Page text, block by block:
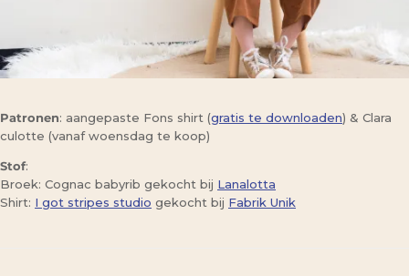
Patronen: aangepaste Fons shirt (gratis te downloaden) & Clara
culotte (vanaf woensdag te koop)
Stof:
Broek: Cognac babyrib gekocht bij Lanalotta
Shirt: I got stripes studio gekocht bij Fabrik Unik